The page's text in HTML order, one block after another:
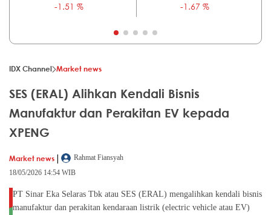
-1.51 %
-1.67 %
IDX Channel Market news
SES (ERAL) Alihkan Kendali Bisnis
Manufaktur dan Perakitan EV kepada
XPENG
Market news |
Rahmat Fiansyah
18/05/2026 14:54 WIB
PT Sinar Eka Selaras Tbk atau SES (ERAL) mengalihkan kendali bisnis
manufaktur dan perakitan kendaraan listrik (electric vehicle atau EV)